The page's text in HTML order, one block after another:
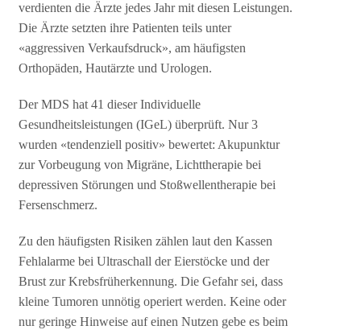
verdienten die Ärzte jedes Jahr mit diesen Leistungen.
Die Ärzte setzten ihre Patienten teils unter
«aggressiven Verkaufsdruck», am häufigsten
Orthopäden, Hautärzte und Urologen.
Der MDS hat 41 dieser Individuelle
Gesundheitsleistungen (IGeL) überprüft. Nur 3
wurden «tendenziell positiv» bewertet: Akupunktur
zur Vorbeugung von Migräne, Lichttherapie bei
depressiven Störungen und Stoßwellentherapie bei
Fersenschmerz.
Zu den häufigsten Risiken zählen laut den Kassen
Fehlalarme bei Ultraschall der Eierstöcke und der
Brust zur Krebsfrüherkennung. Die Gefahr sei, dass
kleine Tumoren unnötig operiert werden. Keine oder
nur geringe Hinweise auf einen Nutzen gebe es beim